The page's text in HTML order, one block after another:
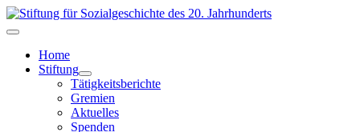
Home
Stiftung
Tätigkeitsberichte
Gremien
Aktuelles
Spenden